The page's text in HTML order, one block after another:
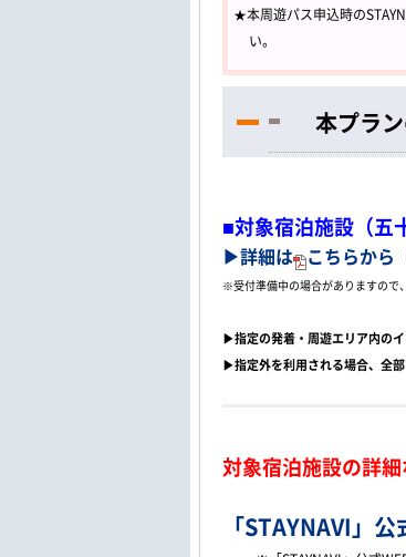
★本周遊パス申込時の
い。
本プラ
■対象宿泊施設（五
▶詳細は こちらから
※受付準備中の場合がありますので
▶指定の発着・周遊エリア内のイ
▶指定外を利用される場合、全
対象宿泊施設の詳
「STAYNAVI」